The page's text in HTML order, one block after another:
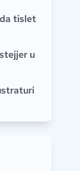
tislet
u